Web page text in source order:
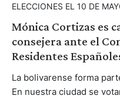
ELECCIONES EL 10 DE
Mónica Cortizas es
consejera ante el
Residentes
La bolivarense forma
En nuestra ciudad se